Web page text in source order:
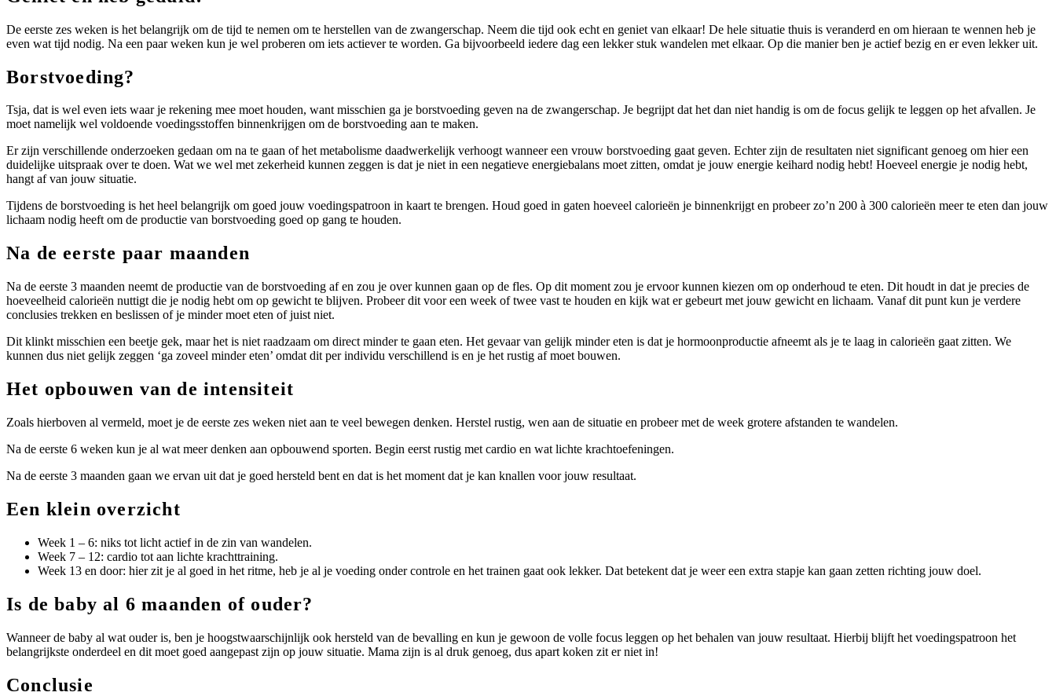
De eerste zes weken is het belangrijk om de tijd te nemen om te herstellen van de zwangerschap. Neem die tijd ook echt en geniet van elkaar! De hele situatie thuis is veranderd en om hieraan te wennen heb je
even wat tijd nodig. Na een paar weken kun je wel proberen om iets actiever te worden. Ga bijvoorbeeld iedere dag een lekker stuk wandelen met elkaar. Op die manier ben je actief bezig en er even lekker uit.
Borstvoeding?
Tsja, dat is wel even iets waar je rekening mee moet houden, want misschien ga je borstvoeding geven na de zwangerschap. Je begrijpt dat het dan niet handig is om de focus gelijk te leggen op het afvallen. Je
moet namelijk wel voldoende voedingsstoffen binnenkrijgen om de borstvoeding aan te maken.
Er zijn verschillende onderzoeken gedaan om na te gaan of het metabolisme daadwerkelijk verhoogt wanneer een vrouw borstvoeding gaat geven. Echter zijn de resultaten niet significant genoeg om hier een
duidelijke uitspraak over te doen. Wat we wel met zekerheid kunnen zeggen is dat je niet in een negatieve energiebalans moet zitten, omdat je jouw energie keihard nodig hebt! Hoeveel energie je nodig hebt,
hangt af van jouw situatie.
Tijdens de borstvoeding is het heel belangrijk om goed jouw voedingspatroon in kaart te brengen. Houd goed in gaten hoeveel calorieën je binnenkrijgt en probeer zo’n 200 à 300 calorieën meer te eten dan jouw
lichaam nodig heeft om de productie van borstvoeding goed op gang te houden.
Na de eerste paar maanden
Na de eerste 3 maanden neemt de productie van de borstvoeding af en zou je over kunnen gaan op de fles. Op dit moment zou je ervoor kunnen kiezen om op onderhoud te eten. Dit houdt in dat je precies de
hoeveelheid calorieën nuttigt die je nodig hebt om op gewicht te blijven. Probeer dit voor een week of twee vast te houden en kijk wat er gebeurt met jouw gewicht en lichaam. Vanaf dit punt kun je verdere
conclusies trekken en beslissen of je minder moet eten of juist niet.
Dit klinkt misschien een beetje gek, maar het is niet raadzaam om direct minder te gaan eten. Het gevaar van gelijk minder eten is dat je hormoonproductie afneemt als je te laag in calorieën gaat zitten. We
kunnen dus niet gelijk zeggen ‘ga zoveel minder eten’ omdat dit per individu verschillend is en je het rustig af moet bouwen.
Het opbouwen van de intensiteit
Zoals hierboven al vermeld, moet je de eerste zes weken niet aan te veel bewegen denken. Herstel rustig, wen aan de situatie en probeer met de week grotere afstanden te wandelen.
Na de eerste 6 weken kun je al wat meer denken aan opbouwend sporten. Begin eerst rustig met cardio en wat lichte krachtoefeningen.
Na de eerste 3 maanden gaan we ervan uit dat je goed hersteld bent en dat is het moment dat je kan knallen voor jouw resultaat.
Een klein overzicht
Week 1 – 6: niks tot licht actief in de zin van wandelen.
Week 7 – 12: cardio tot aan lichte krachttraining.
Week 13 en door: hier zit je al goed in het ritme, heb je al je voeding onder controle en het trainen gaat ook lekker. Dat betekent dat je weer een extra stapje kan gaan zetten richting jouw doel.
Is de baby al 6 maanden of ouder?
Wanneer de baby al wat ouder is, ben je hoogstwaarschijnlijk ook hersteld van de bevalling en kun je gewoon de volle focus leggen op het behalen van jouw resultaat. Hierbij blijft het voedingspatroon het
belangrijkste onderdeel en dit moet goed aangepast zijn op jouw situatie. Mama zijn is al druk genoeg, dus apart koken zit er niet in!
Conclusie